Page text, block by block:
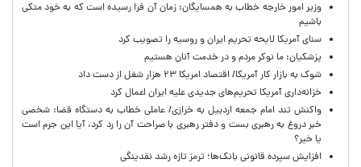
وزیر امور خارجه خطاب به همسایگان: زمان آن فرا رسیده است که به خود متکی
باشیم
سنای آمریکا لایحه تحریم ایران و روسیه را تصویب کرد
پزشکیان: ما نوکر مردم و در خدمت آنان هستیم
شوک به بازار کار آمریکا/ اقتصاد امریکا ۲۳ هزار شغل از دست داد
خزانه‌داری آمریکا تحریم‌های جدیدی علیه ایران اعمال کرد
واکنش تند امام جمعه اردبیل به خرازی/ عاملی خطاب به دستگاه قضا: شخصی
خبر دروغ به رهبری بست و دفتر رهبری با صراحت آن را رد کرد، آیا این جرم است
یا خیر؟
افزایش سپرده قانونی بانک‌ها؛ ترمز تازه رشد نقدینگی